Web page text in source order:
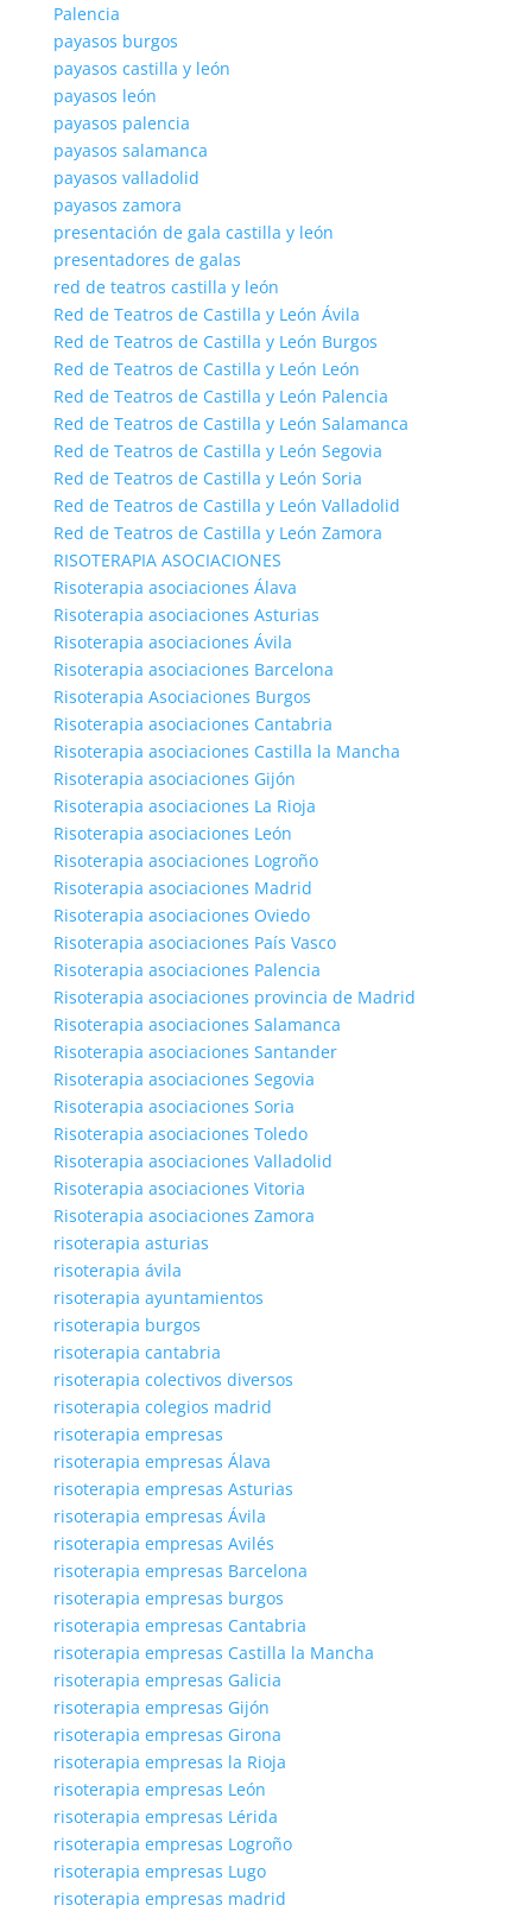
Palencia
payasos burgos
payasos castilla y león
payasos león
payasos palencia
payasos salamanca
payasos valladolid
payasos zamora
presentación de gala castilla y león
presentadores de galas
red de teatros castilla y león
Red de Teatros de Castilla y León Ávila
Red de Teatros de Castilla y León Burgos
Red de Teatros de Castilla y León León
Red de Teatros de Castilla y León Palencia
Red de Teatros de Castilla y León Salamanca
Red de Teatros de Castilla y León Segovia
Red de Teatros de Castilla y León Soria
Red de Teatros de Castilla y León Valladolid
Red de Teatros de Castilla y León Zamora
RISOTERAPIA ASOCIACIONES
Risoterapia asociaciones Álava
Risoterapia asociaciones Asturias
Risoterapia asociaciones Ávila
Risoterapia asociaciones Barcelona
Risoterapia Asociaciones Burgos
Risoterapia asociaciones Cantabria
Risoterapia asociaciones Castilla la Mancha
Risoterapia asociaciones Gijón
Risoterapia asociaciones La Rioja
Risoterapia asociaciones León
Risoterapia asociaciones Logroño
Risoterapia asociaciones Madrid
Risoterapia asociaciones Oviedo
Risoterapia asociaciones País Vasco
Risoterapia asociaciones Palencia
Risoterapia asociaciones provincia de Madrid
Risoterapia asociaciones Salamanca
Risoterapia asociaciones Santander
Risoterapia asociaciones Segovia
Risoterapia asociaciones Soria
Risoterapia asociaciones Toledo
Risoterapia asociaciones Valladolid
Risoterapia asociaciones Vitoria
Risoterapia asociaciones Zamora
risoterapia asturias
risoterapia ávila
risoterapia ayuntamientos
risoterapia burgos
risoterapia cantabria
risoterapia colectivos diversos
risoterapia colegios madrid
risoterapia empresas
risoterapia empresas Álava
risoterapia empresas Asturias
risoterapia empresas Ávila
risoterapia empresas Avilés
risoterapia empresas Barcelona
risoterapia empresas burgos
risoterapia empresas Cantabria
risoterapia empresas Castilla la Mancha
risoterapia empresas Galicia
risoterapia empresas Gijón
risoterapia empresas Girona
risoterapia empresas la Rioja
risoterapia empresas León
risoterapia empresas Lérida
risoterapia empresas Logroño
risoterapia empresas Lugo
risoterapia empresas madrid